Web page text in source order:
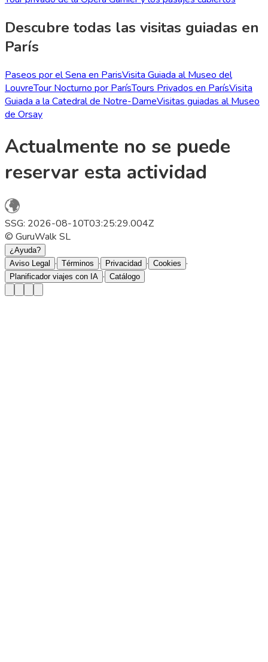
Descubre todas las visitas guiadas en
París
Paseos por el Sena en ParisVisita Guiada al Museo del
LouvreTour Nocturno por ParísTours Privados en ParísVisita
Guiada a la Catedral de Notre-DameVisitas guiadas al Museo
de Orsay
Actualmente no se puede
reservar esta actividad
SSG: 2026-08-10T03:25:29.004Z
© GuruWalk SL
¿Ayuda?
Aviso Legal
· Términos · Privacidad · Cookies ·
Planificador viajes con IA · Catálogo